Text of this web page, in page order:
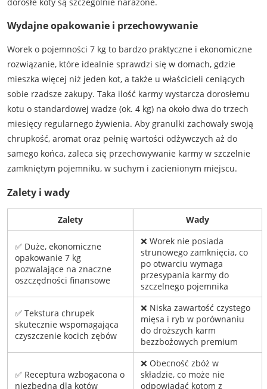
Wydajne opakowanie i przechowywanie
Worek o pojemności 7 kg to bardzo praktyczne i ekonomiczne
rozwiązanie, które idealnie sprawdzi się w domach, gdzie
mieszka więcej niż jeden kot, a także u właścicieli ceniących
sobie rzadsze zakupy. Taka ilość karmy wystarcza dorosłemu
kotu o standardowej wadze (ok. 4 kg) na około dwa do trzech
miesięcy regularnego żywienia. Aby granulki zachowały swoją
chrupkość, aromat oraz pełnię wartości odżywczych aż do
samego końca, zaleca się przechowywanie karmy w szczelnie
zamkniętym pojemniku, w suchym i zacienionym miejscu.
Zalety i wady
Zalety Wady
✅ Duże, ekonomiczne
opakowanie 7 kg
pozwalające na znaczne
oszczędności finansowe
❌ Worek nie posiada
strunowego zamknięcia, co
po otwarciu wymaga
przesypania karmy do
szczelnego pojemnika
✅ Tekstura chrupek
skutecznie wspomagająca
czyszczenie kocich zębów
❌ Niska zawartość czystego
mięsa i ryb w porównaniu
do droższych karm
bezzbożowych premium
✅ Receptura wzbogacona o
niezbędną dla kotów
❌ Obecność zbóż w
składzie, co może nie
odpowiadać kotom z